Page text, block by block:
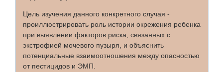
Цель изучения данного конкретного случая -
проиллюстрировать роль истории окрежения ребенка
при выявлении факторов риска, связанных с
экстрофией мочевого пузыря, и объяснить
потенциальные взаимоотношения между опасностью
от пестицидов и ЭМП.